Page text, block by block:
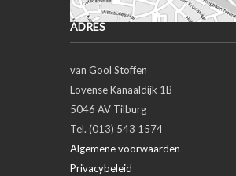
ADRES
van Gool Stoffen
Lovense Kanaaldijk 1B
5046 AV Tilburg
Tel. (013) 543 1574
Algemene voorwaarden
Privacybeleid